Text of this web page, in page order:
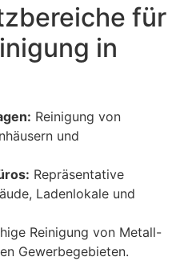
für
in
Reinigung von
und
Repräsentative
Ladenlokale und
Reinigung von Metall-
Gewerbegebieten.